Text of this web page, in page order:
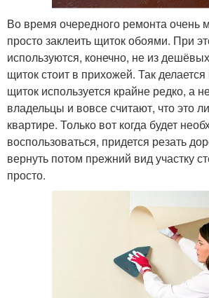
Во время очередного ремонта очень
просто заклеить щиток обоями. При
используются, конечно, не из
щиток стоит в прихожей. Так делается
щиток используется крайне редко, а
владельцы и вовсе считают, что это
квартире. Только вот когда будет
воспользоваться, придется резать
вернуть потом прежний вид участку
просто.